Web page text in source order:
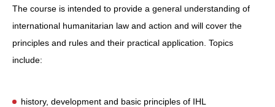
The course is intended to provide a general understanding of
international humanitarian law and action and will cover the
principles and rules and their practical application. Topics
include:
history, development and basic principles of IHL